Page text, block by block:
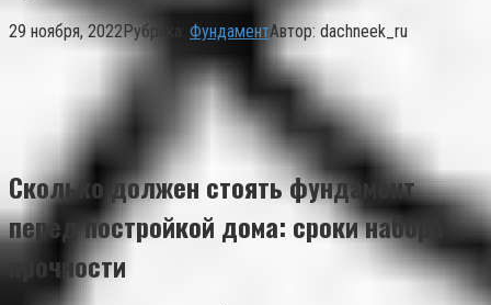
29 ноября, 2022Рубрика: ФундаментАвтор: dachneek_ru
Сколько должен стоять фундамент
перед постройкой дома: сроки набора
прочности